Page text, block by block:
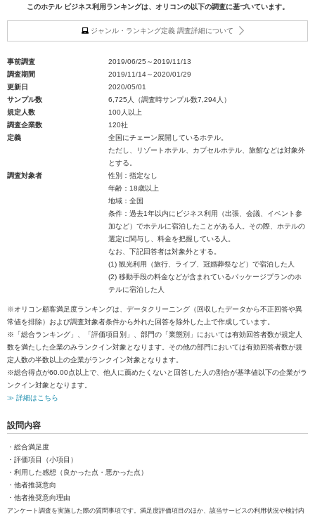
このホテル ビジネス利用ランキングは、オリコンの以下の調査に基づいています。
ジャンル・ランキング定義 調査詳細について
事前調査
2019/06/25～2019/11/13
調査期間
2019/11/14～2020/01/29
更新日
2020/05/01
サンプル数
6,725人（調査時サンプル数7,294人）
規定人数
100人以上
調査企業数
120社
定義
全国にチェーン展開しているホテル。
ただし、リゾートホテル、カプセルホテル、旅館などは対象外
とする。
調査対象者
性別：指定なし
年齢：18歳以上
地域：全国
条件：過去1年以内にビジネス利用（出張、会議、イベント参
加など）でホテルに宿泊したことがある人。その際、ホテルの
選定に関与し、料金を把握している人。
なお、下記回答者は対象外とする。
(1) 観光利用（旅行、ライブ、冠婚葬祭など）で宿泊した人
(2) 移動手段の料金などが含まれているパッケージプランのホ
テルに宿泊した人
※オリコン顧客満足度ランキングは、データクリーニング（回収したデータから不正回答や異
常値を排除）および調査対象者条件から外れた回答を除外した上で作成しています。
※「総合ランキング」、「評価項目別」、部門の「業態別」においては有効回答者数が規定人
数を満たした企業のみランクイン対象となります。その他の部門においては有効回答者数が規
定人数の半数以上の企業がランクイン対象となります。
※総合得点が60.00点以上で、他人に薦めたくないと回答した人の割合が基準値以下の企業がラ
ンクイン対象となります。
≫ 詳細はこちら
設問内容
・総合満足度
・評価項目（小項目）
・利用した感想（良かった点・悪かった点）
・他者推奨意向
・他者推奨意向理由
アンケート調査を実施した際の質問事項です。満足度評価項目のほか、該当サービスの利用状況や検討内